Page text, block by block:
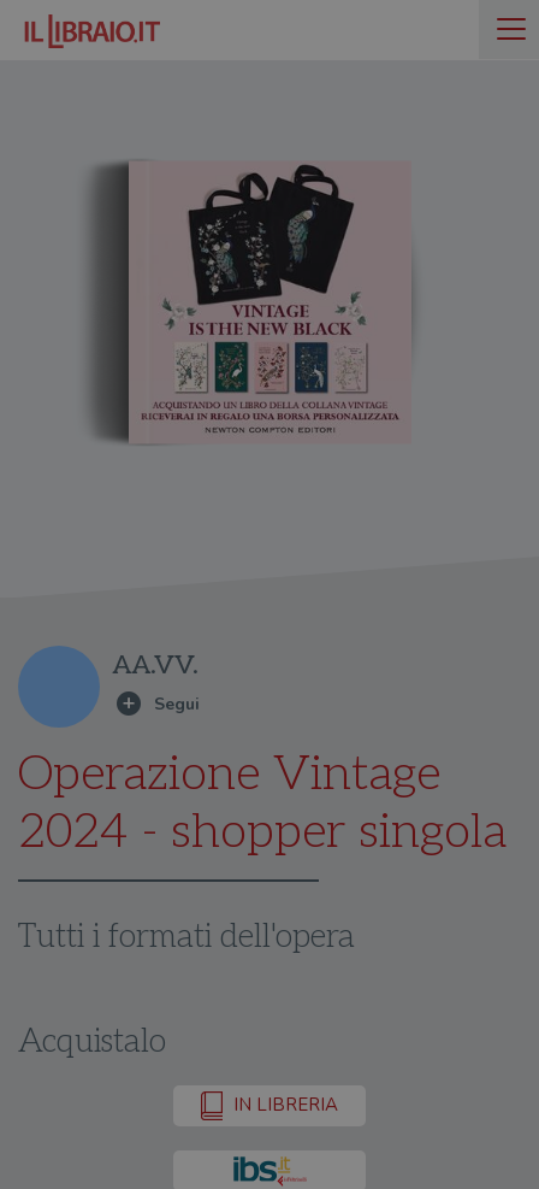
AA.VV.
Operazione Vintage
2024 - shopper singola
Tutti i formati dell'opera
Acquistalo
IN LIBRERIA